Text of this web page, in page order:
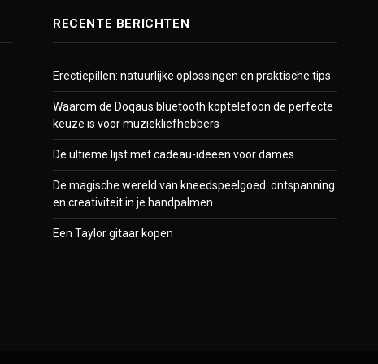
RECENTE BERICHTEN
Erectiepillen: natuurlijke oplossingen en praktische tips
Waarom de Doqaus bluetooth koptelefoon de perfecte
keuze is voor muziekliefhebbers
De ultieme lijst met cadeau-ideeën voor dames
De magische wereld van kneedspeelgoed: ontspanning
en creativiteit in je handpalmen
Een Taylor gitaar kopen